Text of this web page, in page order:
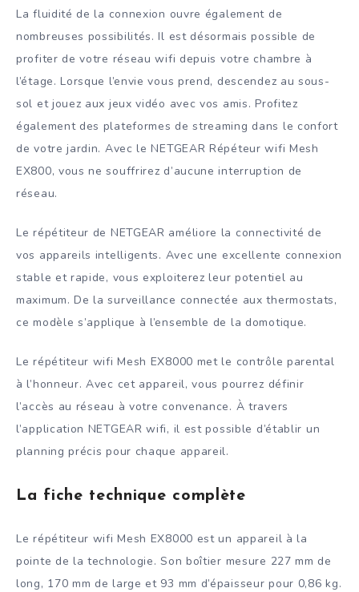
La fluidité de la connexion ouvre également de
nombreuses possibilités. Il est désormais possible de
profiter de votre réseau wifi depuis votre chambre à
l’étage. Lorsque l’envie vous prend, descendez au sous-
sol et jouez aux jeux vidéo avec vos amis. Profitez
également des plateformes de streaming dans le confort
de votre jardin. Avec le NETGEAR Répéteur wifi Mesh
EX800, vous ne souffrirez d’aucune interruption de
réseau.
Le répétiteur de NETGEAR améliore la connectivité de
vos appareils intelligents. Avec une excellente connexion
stable et rapide, vous exploiterez leur potentiel au
maximum. De la surveillance connectée aux thermostats,
ce modèle s’applique à l’ensemble de la domotique.
Le répétiteur wifi Mesh EX8000 met le contrôle parental
à l’honneur. Avec cet appareil, vous pourrez définir
l’accès au réseau à votre convenance. À travers
l’application NETGEAR wifi, il est possible d’établir un
planning précis pour chaque appareil.
La fiche technique complète
Le répétiteur wifi Mesh EX8000 est un appareil à la
pointe de la technologie. Son boîtier mesure 227 mm de
long, 170 mm de large et 93 mm d’épaisseur pour 0,86 kg.